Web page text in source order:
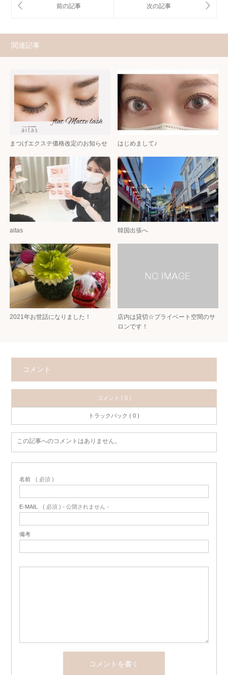
関連記事
まつげエクステ価格改定のお知らせ はじめまして♪
aitas 韓国出張へ
2021年お世話になりました！
店内は貸切☆プライベート空間のサ
ロンです！
コメント
コメント ( 0 )
トラックバック ( 0 )
この記事へのコメントはありません。
名前 ( 必須 )
E-MAIL ( 必須 ) - 公開されません -
備考